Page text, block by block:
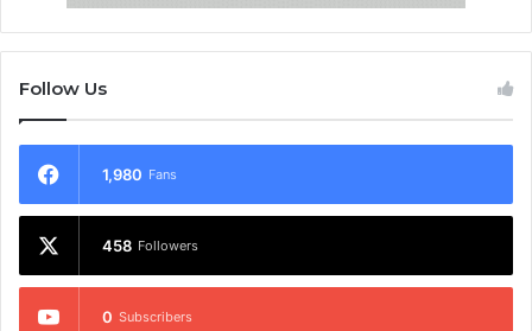
Follow Us
1,980 Fans
458 Followers
0 Subscribers